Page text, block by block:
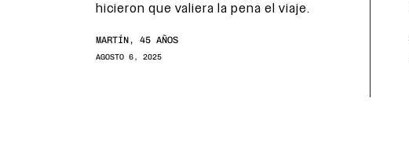
hicieron que valiera la pena el viaje.
MARTÍN, 45 AÑOS
AGOSTO 6, 2025